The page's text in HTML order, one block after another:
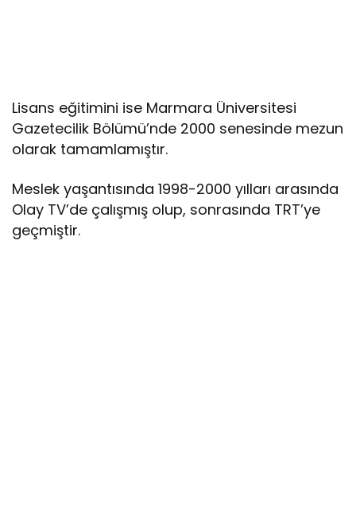
Lisans eğitimini ise Marmara Üniversitesi
Gazetecilik Bölümü’nde 2000 senesinde mezun
olarak tamamlamıştır.
Meslek yaşantısında 1998-2000 yılları arasında
Olay TV’de çalışmış olup, sonrasında TRT’ye
geçmiştir.